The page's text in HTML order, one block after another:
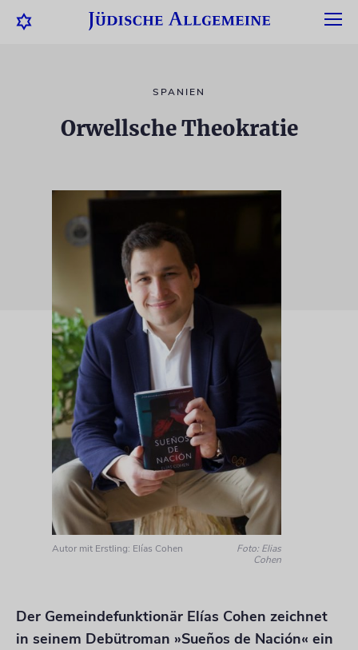
SPANIEN
Orwellsche Theokratie
Autor mit Erstling: Elías Cohen
Foto: Elias
Cohen
Der Gemeindefunktionär Elías Cohen zeichnet
in seinem Debütroman »Sueños de Nación« ein